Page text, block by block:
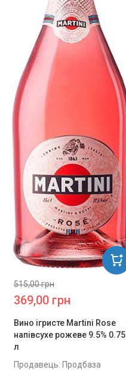
Вино ігристе Martini Rose
напівсухе рожеве 9.5% 0.75
л
Продавець: Продбаза
515,00 грн
369,00 грн